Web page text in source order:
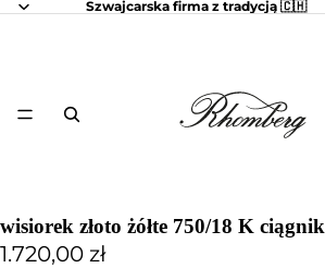
Szwajcarska firma z tradycją 🇨🇭
wisiorek złoto żółte 750/18 K ciągnik
1.720,00 zł